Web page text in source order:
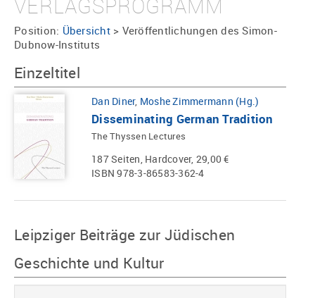
VERLAGSPROGRAMM
Position: Übersicht> Veröffentlichungen des Simon-
Dubnow-Instituts
Einzeltitel
Dan Diner, Moshe Zimmermann (Hg.)
Disseminating German Tradition
The Thyssen Lectures
187 Seiten, Hardcover, 29,00 €
ISBN 978-3-86583-362-4
Leipziger Beiträge zur Jüdischen
Geschichte und Kultur